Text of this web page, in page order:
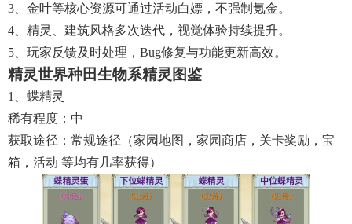
3、金叶等核心资源可通过活动白嫖，不强制氪金。
4、精灵、建筑风格多次迭代，视觉体验持续提升。
5、玩家反馈及时处理，bug修复与功能更新高效。
精灵世界种田生物系精灵图鉴
1、蝶精灵
稀有程度：中
获取途径：常规途径（家园地图，家园商店，关卡奖励，宝
箱，活动 等均有几率获得）